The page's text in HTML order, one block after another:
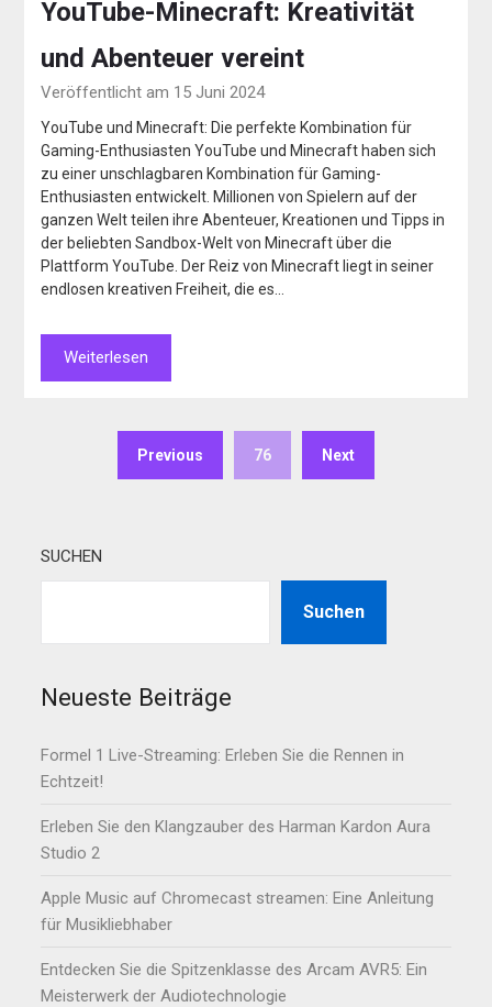
YouTube-Minecraft: Kreativität
und Abenteuer vereint
Veröffentlicht am 15 Juni 2024
YouTube und Minecraft: Die perfekte Kombination für
Gaming-Enthusiasten YouTube und Minecraft haben sich
zu einer unschlagbaren Kombination für Gaming-
Enthusiasten entwickelt. Millionen von Spielern auf der
ganzen Welt teilen ihre Abenteuer, Kreationen und Tipps in
der beliebten Sandbox-Welt von Minecraft über die
Plattform YouTube. Der Reiz von Minecraft liegt in seiner
endlosen kreativen Freiheit, die es…
Weiterlesen
Previous 76 Next
SUCHEN
Suchen
Neueste Beiträge
Formel 1 Live-Streaming: Erleben Sie die Rennen in
Echtzeit!
Erleben Sie den Klangzauber des Harman Kardon Aura
Studio 2
Apple Music auf Chromecast streamen: Eine Anleitung
für Musikliebhaber
Entdecken Sie die Spitzenklasse des Arcam AVR5: Ein
Meisterwerk der Audiotechnologie